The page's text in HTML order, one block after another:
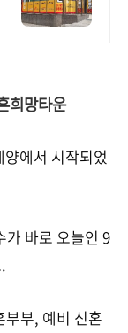
희망타운
양에서 시작되었
가 바로 오늘인 9
부, 예비 신혼